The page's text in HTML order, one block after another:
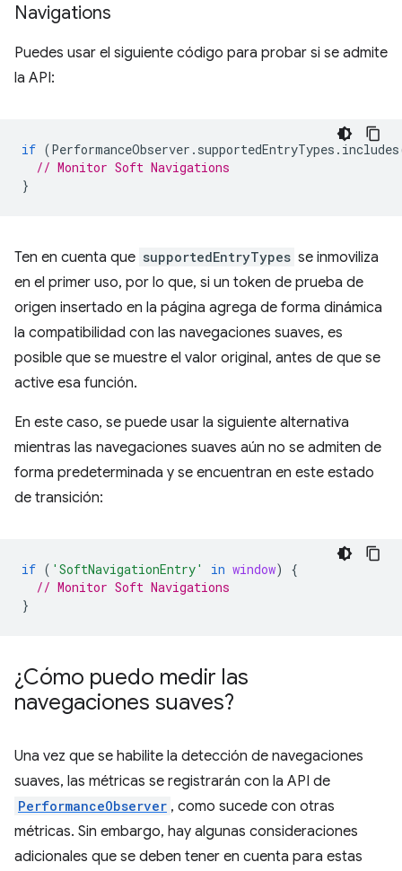
Navigations
Puedes usar el siguiente código para probar si se admite
la API:
if (PerformanceObserver . supportedEntryTypes . includes
// Monitor Soft Navigations
}
Ten en cuenta que supportedEntryTypes se inmoviliza
en el primer uso, por lo que, si un token de prueba de
origen insertado en la página agrega de forma dinámica
la compatibilidad con las navegaciones suaves, es
posible que se muestre el valor original, antes de que se
active esa función.
En este caso, se puede usar la siguiente alternativa
mientras las navegaciones suaves aún no se admiten de
forma predeterminada y se encuentran en este estado
de transición:
if ( 'SoftNavigationEntry' in window)
{
// Monitor Soft Navigations
}
¿Cómo puedo medir las
navegaciones suaves?
Una vez que se habilite la detección de navegaciones
suaves, las métricas se registrarán con la API de
PerformanceObserver , como sucede con otras
métricas. Sin embargo, hay algunas consideraciones
adicionales que se deben tener en cuenta para estas